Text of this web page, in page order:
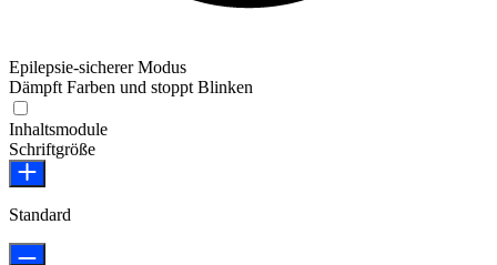
Epilepsie-sicherer Modus
Dämpft Farben und stoppt Blinken
Inhaltsmodule
Schriftgröße
Standard